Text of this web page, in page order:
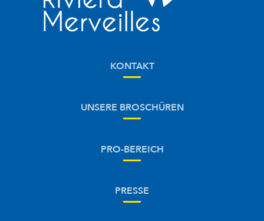
KONTAKT
UNSERE BROSCHÜREN
PRO-BEREICH
PRESSE